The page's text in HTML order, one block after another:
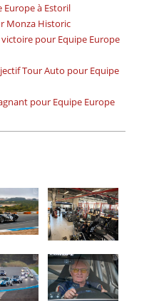
Europe à Estoril
Monza Historic
victoire pour Equipe Europe
Tour Auto pour Equipe
pour Equipe Europe